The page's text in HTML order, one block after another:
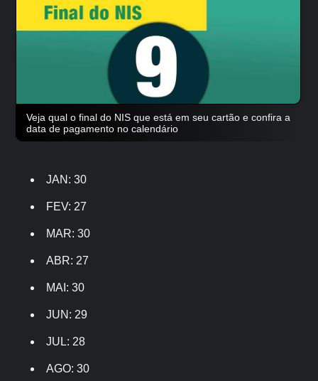
Veja qual o final do NIS que está em seu cartão e confira a
data de pagamento no calendário
JAN: 30
FEV: 27
MAR: 30
ABR: 27
MAI: 30
JUN: 29
JUL: 28
AGO: 30